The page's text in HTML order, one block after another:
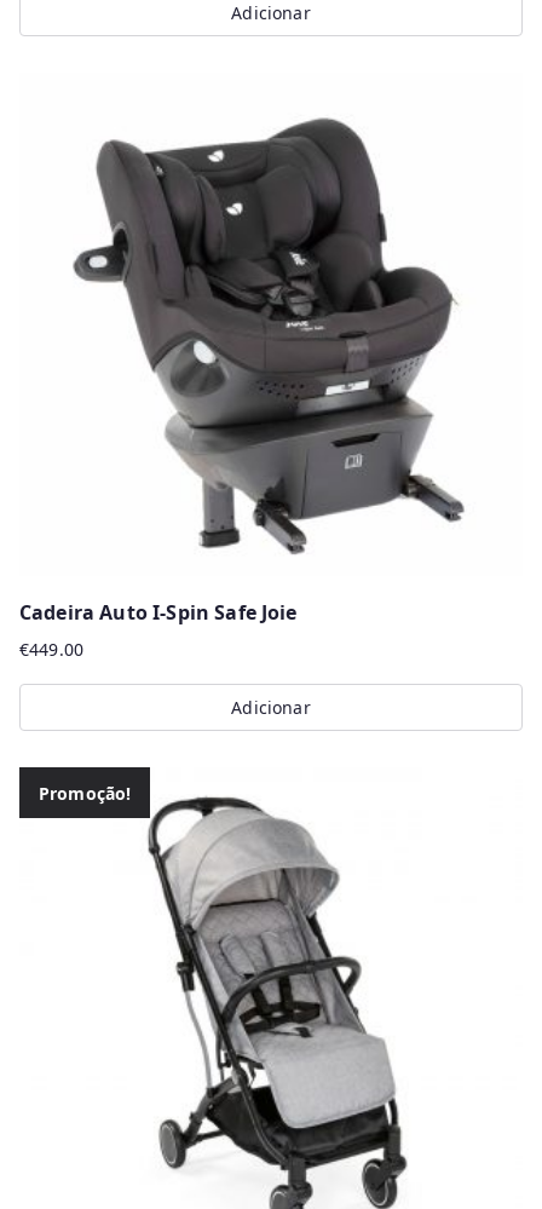
Adicionar
Cadeira Auto I-Spin Safe Joie
€449.00
Adicionar
Promoção!